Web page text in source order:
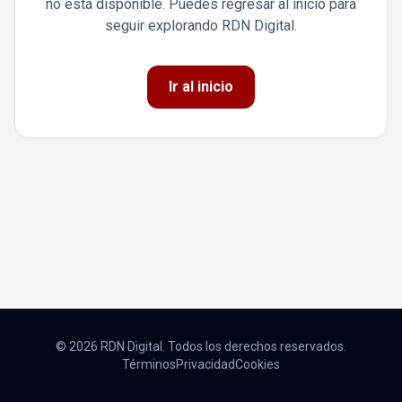
no está disponible. Puedes regresar al inicio para
seguir explorando RDN Digital.
Ir al inicio
© 2026 RDN Digital. Todos los derechos reservados.
TérminosPrivacidadCookies